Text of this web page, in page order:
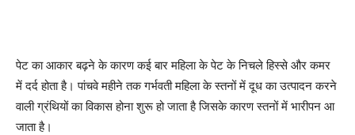
पेट का आकार बढ़ने के कारण कई बार महिला के पेट के निचले हिस्से और कमर
में दर्द होता है। पांचवे महीने तक गर्भवती महिला के स्तनों में दूध का उत्पादन करने
वाली ग्रंथियों का विकास होना शुरू हो जाता है जिसके कारण स्तनों में भारीपन आ
जाता है।